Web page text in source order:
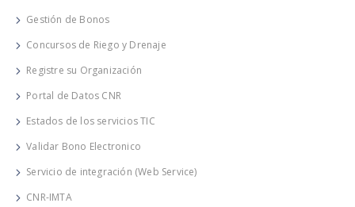
Gestión de Bonos
Concursos de Riego y Drenaje
Registre su Organización
Portal de Datos CNR
Estados de los servicios TIC
Validar Bono Electronico
Servicio de integración (Web Service)
CNR-IMTA